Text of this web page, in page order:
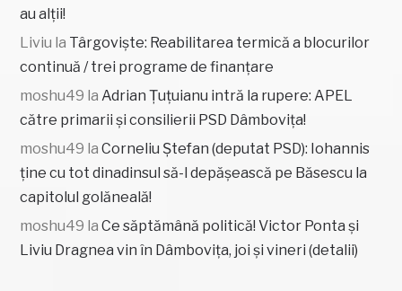
au alții!
Liviu la Târgoviște: Reabilitarea termică a blocurilor
continuă / trei programe de finanțare
moshu49 laAdrian Țuțuianu intră la rupere: APEL
către primarii și consilierii PSD Dâmbovița!
moshu49 laCorneliu Ștefan (deputat PSD): Iohannis
ține cu tot dinadinsul să-l depășească pe Băsescu la
capitolul golăneală!
moshu49 laCe săptămână politică! Victor Ponta și
Liviu Dragnea vin în Dâmbovița, joi și vineri (detalii)